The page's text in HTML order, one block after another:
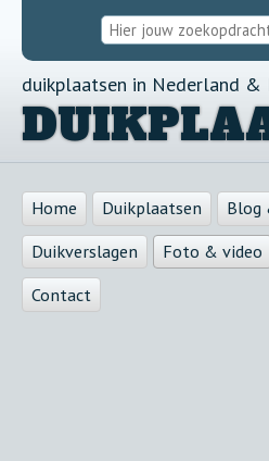
duikplaatsen in Nederland &
Home Duikplaatsen
Blog
Duikverslagen
Foto & video
Contact